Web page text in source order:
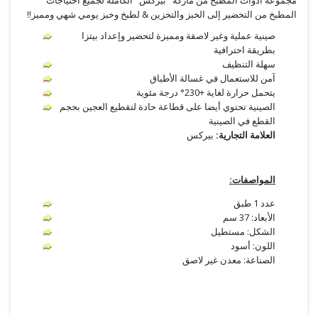
المطبخ من التخضير إلى الخبز والتخزين & لطبخ وخبز يومي شهي ومميز!!
صينية عملية وغير لاصقة ومميزة لتحضير وإعداد بيتزا
بطريقة احترافية
سهلة التنظيف
آمن للاستعمال في غسالة الأطباق
يتحمل حرارة لغاية +230° درجة مئوية
الصينية تحتوي أيضا على قطاعة حادة لتقطيع العجين بحجم
القطع في الصينية
العلامة التجارية: بيركس
المواصفات:
عدد 1 طبق
الأبعاد: 37 سم
الشكل: مستطيل
اللون: أسود
الصناعة: معدن غير لاصق